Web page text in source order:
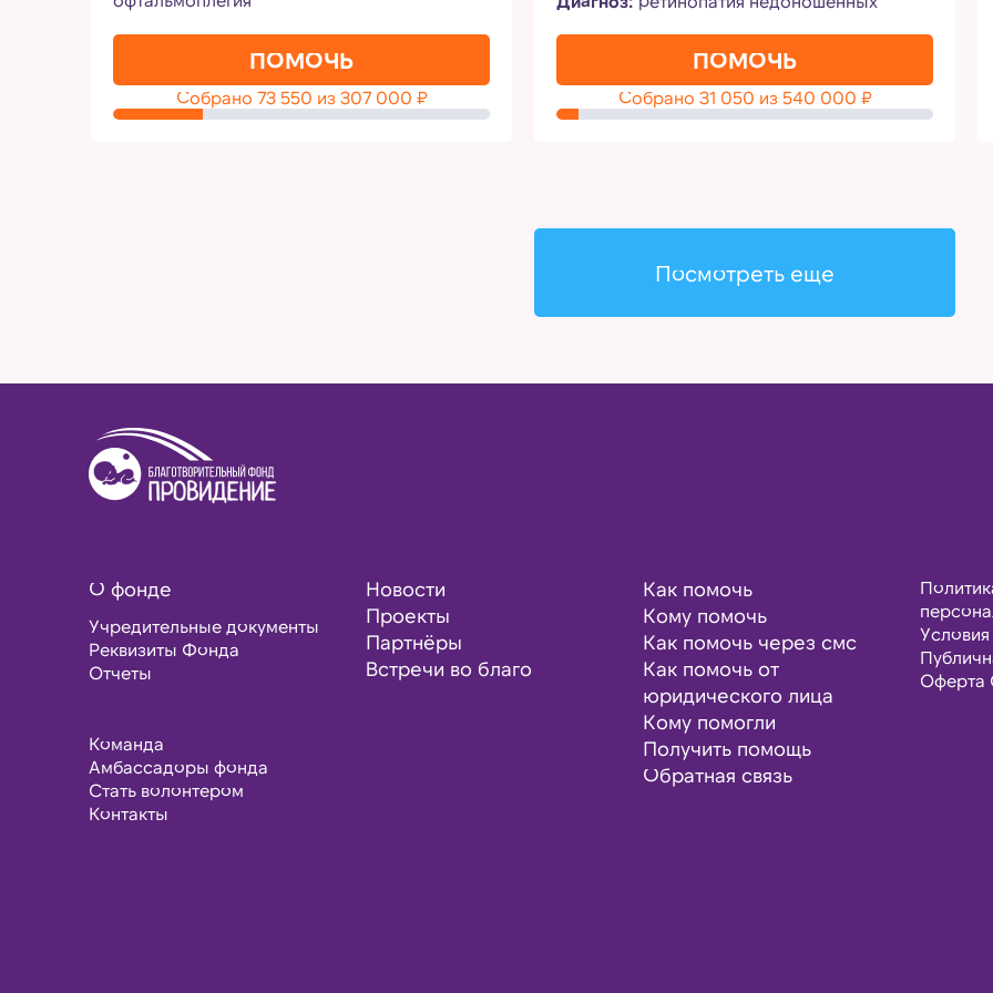
ПОМОЧЬ
Собрано 73 550 из 307 000 ₽
ПОМОЧЬ
Собрано 31 050 из 540 000 ₽
Посмотреть еще
О фонде
Учредительные документы
Реквизиты Фонда
Отчеты
Команда
Амбассадоры фонда
Стать волонтером
Контакты
Новости
Проекты
Партнёры
Встречи во благо
Как помочь
Кому помочь
Как помочь через смс
Как помочь от
юридического лица
Кому помогли
Получить помощь
Обратная связь
Оферта